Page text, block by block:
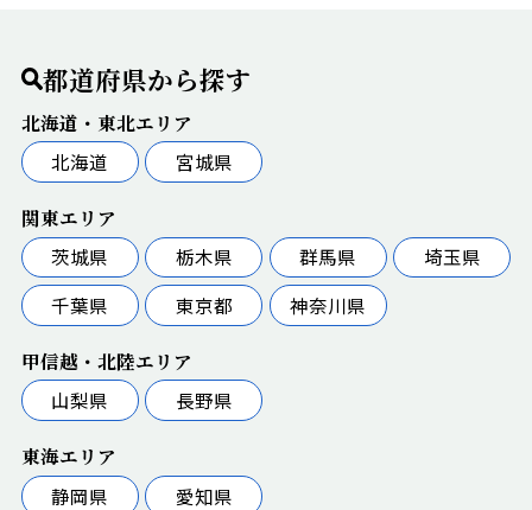
都道府県から探す
北海道・東北エリア
北海道
宮城県
関東エリア
茨城県
栃木県 群馬県
埼玉県
千葉県
東京都 神奈川県
甲信越・北陸エリア
山梨県
長野県
東海エリア
静岡県
愛知県